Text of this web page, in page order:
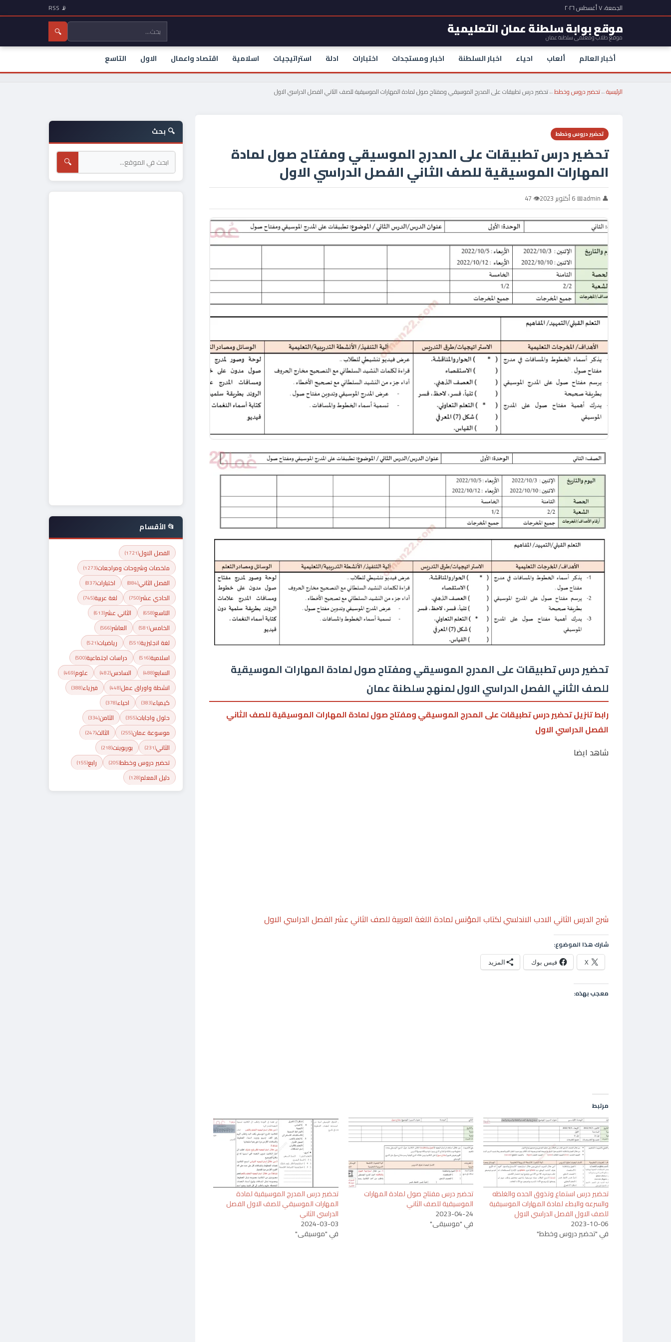
الجمعة، ٧ أغسطس ٢٠٢٦ 📡 RSS
موقع بوابة سلطنة عمان التعليمية
موقع طلاب ومعلمي سلطنة عمان
🔍
أخبار العالم ألعاب احياء اخبار السلطنة اخبار ومستجدات اختبارات ادلة استراتيجيات اسلامية اقتصاد واعمال الاول التاسع
الرئيسية←تحضير دروس وخطط←تحضير درس تطبيقات على المدرج الموسيقي ومفتاح صول لمادة المهارات الموسيقية للصف الثاني الفصل الدراسي الاول
تحضير دروس وخطط
تحضير درس تطبيقات على المدرج الموسيقي ومفتاح صول لمادة
المهارات الموسيقية للصف الثاني الفصل الدراسي الاول
👤 admin 📅 6 أكتوبر 2023 👁 47
تحضير درس تطبيقات على المدرج الموسيقي ومفتاح صول لمادة المهارات الموسيقية
للصف الثاني الفصل الدراسي الاول لمنهج سلطنة عمان
رابط تنزيل تحضير درس تطبيقات على المدرج الموسيقي ومفتاح صول لمادة المهارات الموسيقية للصف الثاني
الفصل الدراسي الاول
شاهد ايضا
شرح الدرس الثاني الادب الاندلسي لكتاب المؤنس لمادة اللغة العربية للصف الثاني عشر الفصل الدراسي الاول
شارك هذا الموضوع:
X فيس بوك المزيد
معجب بهذه:
مرتبط
تحضير درس استماع وتذوق الحده والغلظه
والسرعه والبطء لمادة المهارات الموسيقية
للصف الاول الفصل الدراسي الاول
2023-10-06
في "تحضير دروس وخطط"
تحضير درس مفتاح صول لمادة المهارات
الموسيقية للصف الثاني
2023-04-24
في "موسيقى"
تحضير درس المدرج الموسيقية لمادة
المهارات الموسيقي للصف الاول الفصل
الدراسي الثاني
2024-03-03
في "موسيقى"
🔍 بحث
🔍
📂 الأقسام
الفصل الاول(1721)
ملخصات وشروحات ومراجعات(1273)
الفصل الثاني(884) اختبارات(837)
الحادي عشر(750) لغة عربية(745)
التاسع(658) الثاني عشر(613)
الخامس(581) العاشر(566)
لغة انجليزية(551) رياضيات(521)
اسلامية(516) دراسات اجتماعية(500)
السابع(488) السادس(482) علوم(469)
انشطة واوراق عمل(448) فيزياء(388)
كيمياء(383) احياء(378)
حلول واجابات(355) الثامن(334)
موسوعة عمان(255) الثالث(247)
الثاني(231) بوربوينت(218)
تحضير دروس وخطط(205) رابع(155)
دليل المعلم(128)